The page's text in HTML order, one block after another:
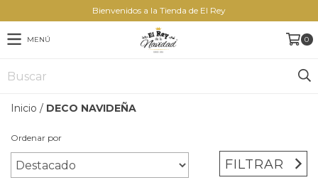
Bienvenidos a la Tienda de El Rey
MENÚ 0
Inicio / DECO NAVIDEÑA
Ordenar por
FILTRAR